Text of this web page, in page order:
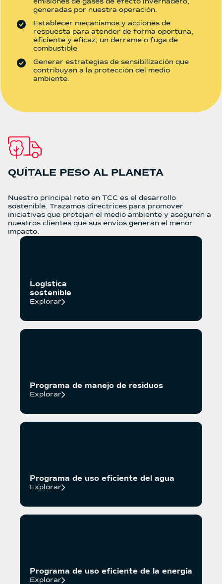
generadas por nuestra operación.
Establecer mecanismos y acciones de
respuesta para atender de forma oportuna,
eficiente y eficaz; un derrame o fuga de
combustible
Generar estrategias de sensibilización que
contribuyan a la protección del medio
ambiente.
QUÍTALE PESO AL PLANETA
Nuestro principal reto en TCC es el desarrollo
sostenible. Trazamos directrices para promover
iniciativas que protejan el medio ambiente y aseguren a
nuestros clientes que sus envíos generan el menor
impacto.
Logística
sostenible
Explorar
Programa de manejo de residuos
Explorar
Programa de uso eficiente del agua
Explorar
Programa de uso eficiente de la energía
Explorar